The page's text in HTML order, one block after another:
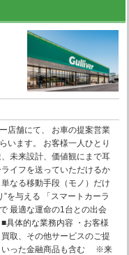
店舗にて、 お車の提案営業
います。 お客様一人ひとり
未来設計、価値観にまで耳
イフを送っていただけるか
なる移動手段（モノ）だけ
を与える 「スマートカーラ
最適な運命の1台との出会
具体的な業務内容 ・お客様
取、その他サービスのご提
った金融商品も含む ※来